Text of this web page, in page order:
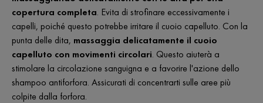
copertura completa. Evita di strofinare eccessivamente i
capelli, poiché questo potrebbe irritare il cuoio capelluto. Con la
punta delle dita, massaggia delicatamente il cuoio
capelluto con movimenti circolari. Questo aiuterà a
stimolare la circolazione sanguigna e a favorire l'azione dello
shampoo antiforfora. Assicurati di concentrarti sulle aree più
colpite dalla forfora.